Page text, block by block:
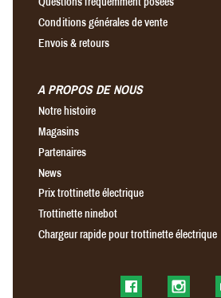
Conditions générales de vente
Envois & retours
A PROPOS DE NOUS
Notre histoire
Magasins
Partenaires
News
Prix trottinette électrique
Trottinette ninebot
Chargeur rapide pour trottinette électrique
Find us on Facebook
Find us on